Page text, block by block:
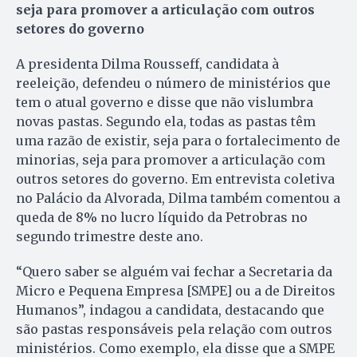
seja para promover a articulação com outros
setores do governo
A presidenta Dilma Rousseff, candidata à
reeleição, defendeu o número de ministérios que
tem o atual governo e disse que não vislumbra
novas pastas. Segundo ela, todas as pastas têm
uma razão de existir, seja para o fortalecimento de
minorias, seja para promover a articulação com
outros setores do governo. Em entrevista coletiva
no Palácio da Alvorada, Dilma também comentou a
queda de 8% no lucro líquido da Petrobras no
segundo trimestre deste ano.
“Quero saber se alguém vai fechar a Secretaria da
Micro e Pequena Empresa [SMPE] ou a de Direitos
Humanos”, indagou a candidata, destacando que
são pastas responsáveis pela relação com outros
ministérios. Como exemplo, ela disse que a SMPE